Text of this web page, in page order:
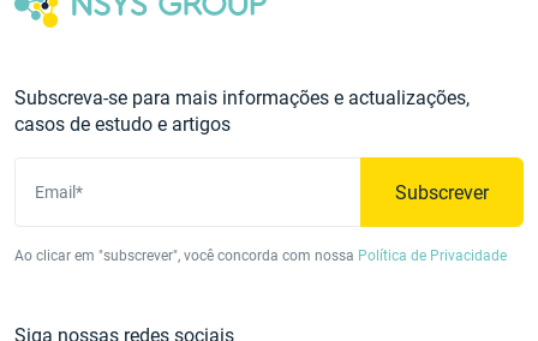
Subscreva-se para mais informações e actualizações,
casos de estudo e artigos
Email* Subscrever
Ao clicar em "subscrever", você concorda com nossa Política de Privacidade
Siga nossas redes sociais